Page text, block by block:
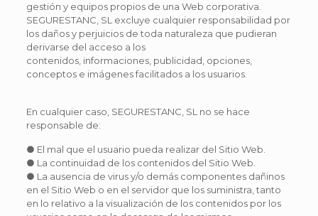
gestión y equipos propios de una Web corporativa.
SEGURESTANC, SL excluye cualquier responsabilidad por
los daños y perjuicios de toda naturaleza que pudieran
derivarse del acceso a los
contenidos, informaciones, publicidad, opciones,
conceptos e imágenes facilitados a los usuarios.
En cualquier caso, SEGURESTANC, SL no se hace
responsable de:
● El mal que el usuario pueda realizar del Sitio Web.
● La continuidad de los contenidos del Sitio Web.
● La ausencia de virus y/o demás componentes dañinos
en el Sitio Web o en el servidor que los suministra, tanto
en lo relativo a la visualización de los contenidos por los